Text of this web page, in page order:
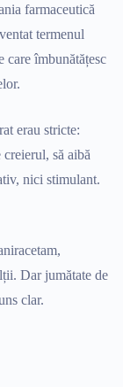
farmaceutică
termenul
care îmbunătățesc
erau stricte:
creierul, să aibă
nici stimulant.
Dar jumătate de
clar.